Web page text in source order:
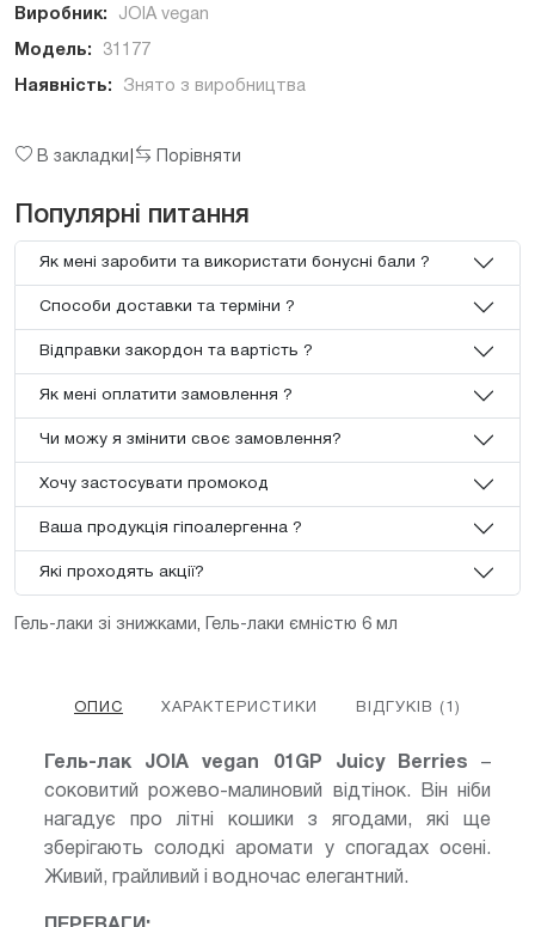
Виробник: JOIA vegan
Модель: 31177
Наявність: Знято з виробництва
В закладки Порівняти
Популярні питання
Як мені заробити та використати бонусні бали ?
Способи доставки та терміни ?
Відправки закордон та вартість ?
Як мені оплатити замовлення ?
Чи можу я змінити своє замовлення?
Хочу застосувати промокод
Ваша продукція гіпоалергенна ?
Які проходять акції?
Гель-лаки зі знижками, Гель-лаки ємністю 6 мл
ОПИС ХАРАКТЕРИСТИКИ ВІДГУКІВ (1)
Гель-лак JOIA vegan 01GP Juicy Berries –
соковитий рожево-малиновий відтінок. Він ніби
нагадує про літні кошики з ягодами, які ще
зберігають солодкі аромати у спогадах осені.
Живий, грайливий і водночас елегантний.